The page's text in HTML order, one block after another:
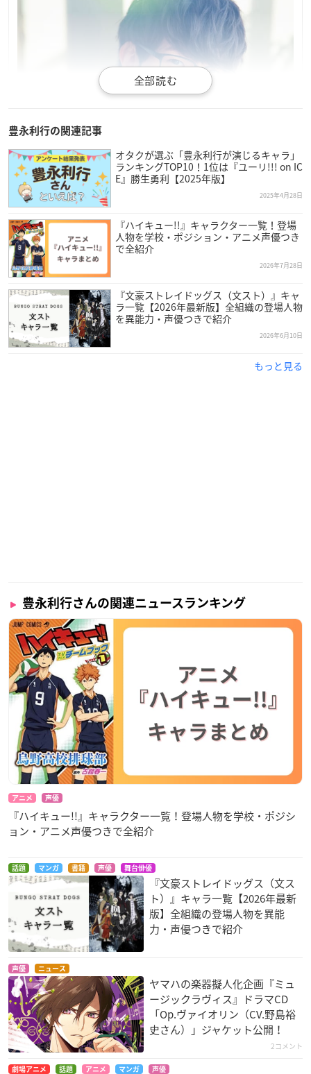
引用：スーパーエキセントリックシアター
調査概要
調査期間：2026年4月14日（火）〜2026年4月27日（月）
有効投票数：5,988票
豊永利行の関連記事
オタクが選ぶ「豊永利行が演じるキャラ」
ランキングTOP10！1位は『ユーリ!!! on IC
E』勝生勇利【2025年版】
2025年4月28日
『ハイキュー!!』キャラクター一覧！登場
人物を学校・ポジション・アニメ声優つき
で全紹介
2026年7月28日
『文豪ストレイドッグス（文スト）』キャ
ラ一覧【2026年最新版】全組織の登場人物
を異能力・声優つきで紹介
2026年6月10日
もっと見る
豊永利行さんの関連ニュースランキング
アニメ 声優
『ハイキュー!!』キャラクター一覧！登場人物を学校・ポジシ
ョン・アニメ声優つきで全紹介
話題 マンガ 書籍 声優 舞台俳優
『文豪ストレイドッグス（文ス
ト）』キャラ一覧【2026年最新
版】全組織の登場人物を異能
力・声優つきで紹介
声優 ニュース
ヤマハの楽器擬人化企画『ミュ
ージックラヴィス』ドラマCD
「Op.ヴァイオリン（CV.野島裕
史さん）」ジャケット公開！
2コメント
劇場アニメ 話題 アニメ マンガ 声優